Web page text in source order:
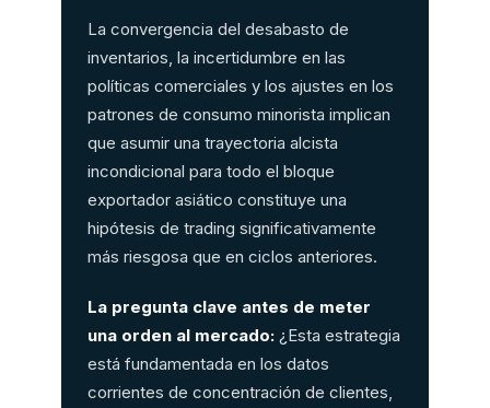
La convergencia del desabasto de
inventarios, la incertidumbre en las
políticas comerciales y los ajustes en los
patrones de consumo minorista implican
que asumir una trayectoria alcista
incondicional para todo el bloque
exportador asiático constituye una
hipótesis de trading significativamente
más riesgosa que en ciclos anteriores.
La pregunta clave antes de meter
una orden al mercado:¿Esta estrategia
está fundamentada en los datos
corrientes de concentración de clientes,